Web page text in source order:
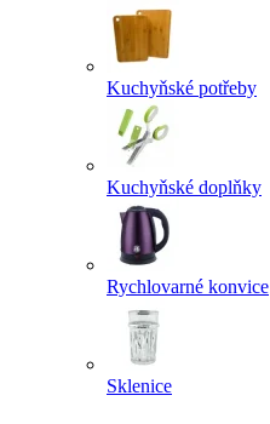
Kuchyňské potřeby
Kuchyňské doplňky
Rychlovarné konvice
Sklenice